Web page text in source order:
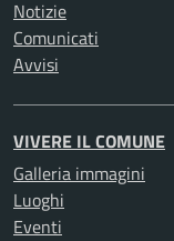
Notizie
Comunicati
Avvisi
VIVERE IL COMUNE
Galleria immagini
Luoghi
Eventi